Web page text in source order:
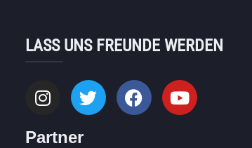
LASS UNS FREUNDE WERDEN
Partner